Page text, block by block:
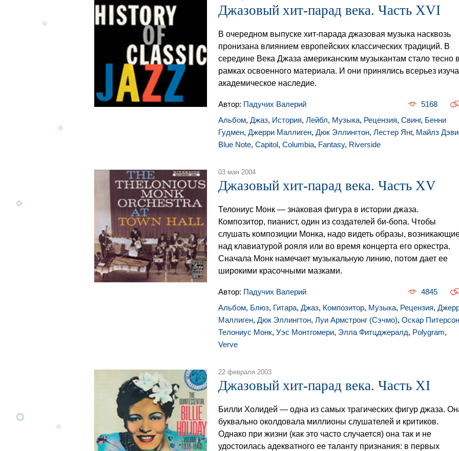
Джазовый хит-парад века. Часть XVI
В очередном выпуске хит-парада джазовая музыка насквозь
пронизана влиянием европейских классических традиций. В
середине Века Джаза американским музыкантам стало тесно в
рамках освоенного материала. И они принялись всерьез
академическое наследие.
Автор: Падучих Валерий
5168
Альбом, Джаз, История, Лейбл, Музыка, Рецензия, Свинг, Бенни
Гудмен, Джерри Маллиген, Дюк Эллингтон, Лестер Янг, Майлз
Blue Note, Capitol, Columbia, Fantasy, Riverside
03 мая 2004
Джазовый хит-парад века. Часть XV
Телониус Монк — знаковая фигура в истории джаза.
Композитор, пианист, один из создателей би-бопа. Чтобы
слушать композиции Монка, надо видеть образы,
над клавиатурой рояля или во время концерта его оркестра.
Сначала Монк намечает музыкальную линию, потом дает ее
широкими красочными мазками.
Автор: Падучих Валерий
4845
Альбом, Блюз, Гитара, Джаз, Композитор, Музыка, Рецензия,
Маллиген, Дюк Эллингтон, Луи Армстронг (Сэчмо), Оскар Питерсон
Телониус Монк, Уэс Монтгомери, Элла Фитцджералд, Polygram,
Verve
22 февраля 2003
Джазовый хит-парад века. Часть XI
Билли Холидей — одна из самых трагических фигур джаза.
буквально околдовала миллионы слушателей и критиков.
Однако при жизни (как это часто случается) она так и не
удостоилась адекватного ее таланту признания: в первых